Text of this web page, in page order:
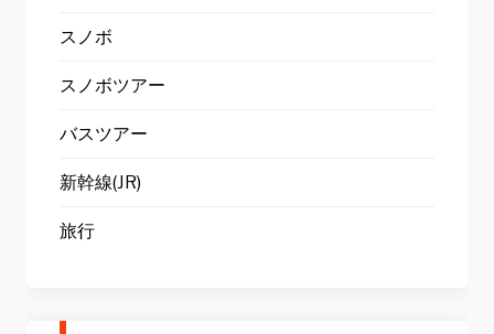
スノボ
スノボツアー
バスツアー
新幹線(JR)
旅行